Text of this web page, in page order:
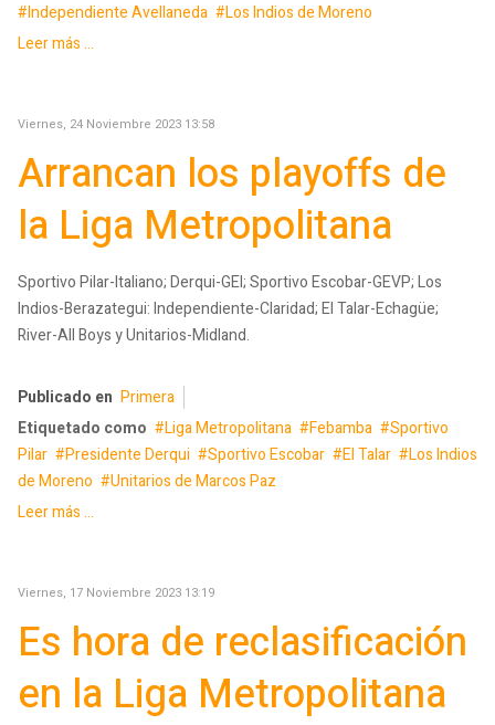
Independiente Avellaneda
Los Indios de Moreno
Leer más ...
Viernes, 24 Noviembre 2023 13:58
Arrancan los playoffs de
la Liga Metropolitana
Sportivo Pilar-Italiano; Derqui-GEI; Sportivo Escobar-GEVP; Los
Indios-Berazategui: Independiente-Claridad; El Talar-Echagüe;
River-All Boys y Unitarios-Midland.
Publicado en Primera
Etiquetado como
Liga Metropolitana Febamba
Sportivo
Pilar
Presidente Derqui Sportivo Escobar El Talar
Los Indios
de Moreno
Unitarios de Marcos Paz
Leer más ...
Viernes, 17 Noviembre 2023 13:19
Es hora de reclasificación
en la Liga Metropolitana